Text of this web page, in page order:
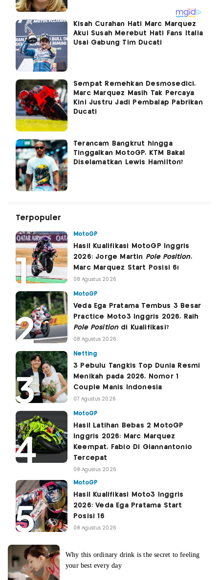
Kisah Curahan Hati Marc Marquez
Akui Susah Merebut Hati Fans Italia
Usai Gabung Tim Ducati
Sempat Remehkan Desmosedici,
Marc Marquez Masih Tak Percaya
Kini Justru Jadi Pembalap Pabrikan
Ducati
Terancam Bangkrut hingga
Tinggalkan MotoGP, KTM Bakal
Diselamatkan Lewis Hamilton?
Terpopuler
MotoGP
Hasil Kualifikasi MotoGP Inggris
2026: Jorge Martin Pole Position,
Marc Marquez Start Posisi 6!
08 Agustus 2026
MotoGP
Veda Ega Pratama Tembus 3 Besar
Practice Moto3 Inggris 2026, Raih
Pole Positiondi Kualifikasi?
08 Agustus 2026
Netting
3 Pebulu Tangkis Top Dunia Resmi
Menikah pada 2026, Nomor 1
Couple Manis Indonesia
07 Agustus 2026
MotoGP
Hasil Latihan Bebas 2 MotoGP
Inggris 2026: Marc Marquez
Keempat, Fabio Di Giannantonio
Tercepat
08 Agustus 2026
MotoGP
Hasil Kualifikasi Moto3 Inggris
2026: Veda Ega Pratama Start
Posisi 16
08 Agustus 2026